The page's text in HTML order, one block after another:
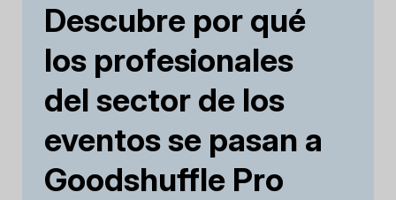
Descubre por qué
los profesionales
del sector de los
eventos se pasan a
Goodshuffle Pro